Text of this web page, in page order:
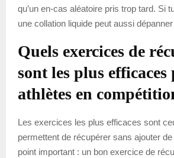
qu’un en-cas aléatoire pris trop tard. Si
une collation liquide peut aussi
Quels exercices de
sont les plus efficaces
athlètes en
Les exercices les plus efficaces sont
permettent de récupérer sans ajouter de
point important : un bon exercice de